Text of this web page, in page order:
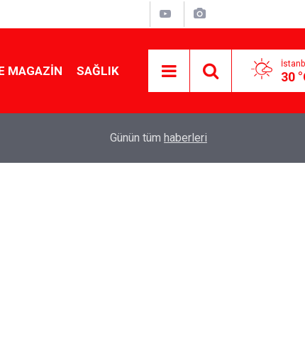
MAGAZIN SAĞLIK 30
yapmanın sırrı
Günün tüm haberleri